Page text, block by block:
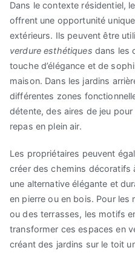
Dans le contexte résidentiel,
offrent une opportunité
extérieurs. Ils peuvent être
verdure esthétiques dans les
touche d’élégance et de
maison. Dans les jardins
différentes zones
détente, des aires de jeu
repas en plein air.
Les propriétaires peuvent
créer des chemins décoratifs
une alternative élégante et
en pierre ou en bois. Pour
ou des terrasses, les motifs
transformer ces espaces en
créant des jardins sur le toit